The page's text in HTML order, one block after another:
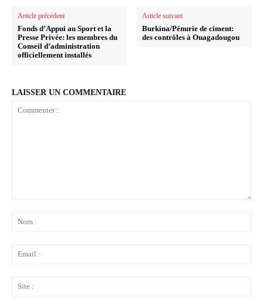
Article précédent
Fonds d’Appui au Sport et la
Presse Privée: les membres du
Conseil d’administration
officiellement installés
Article suivant
Burkina/Pénurie de ciment:
des contrôles à Ouagadougou
LAISSER UN COMMENTAIRE